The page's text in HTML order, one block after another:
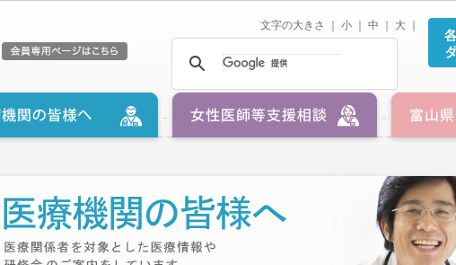
文字の大きさ ｜ 小 中 大